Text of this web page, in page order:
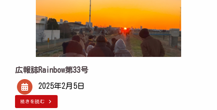
広報誌Rainbow第33号
2025年2月5日
続きを読む